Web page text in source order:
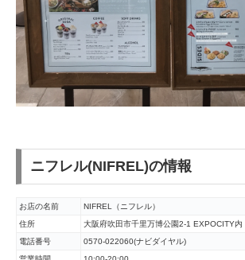
ニフレル(NIFREL)の情報
お店の名前
NIFREL（ニフレル）
住所
大阪府吹田市千里万博公園2-1 EXPOCITY内
電話番号
0570-022060(ナビダイヤル)